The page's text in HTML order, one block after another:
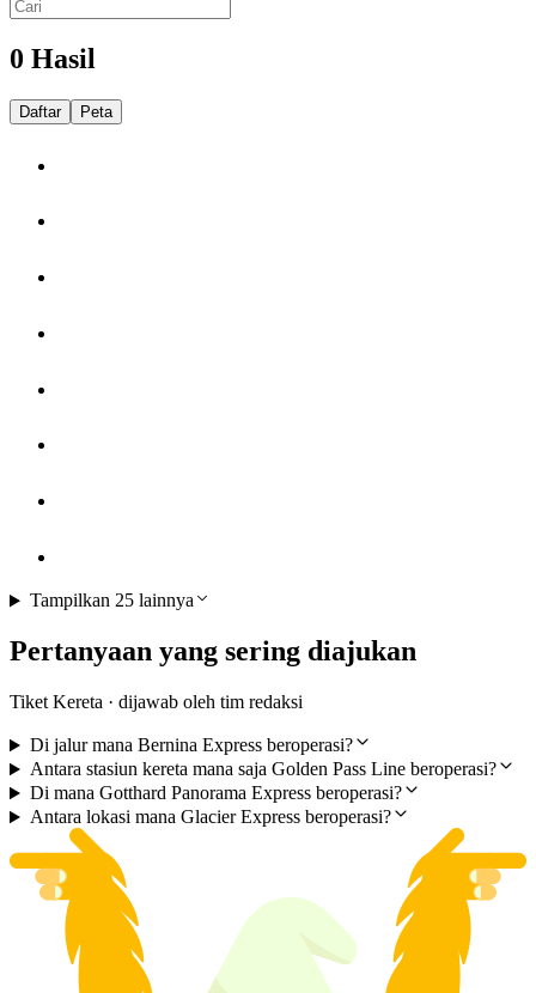
0 Hasil
Daftar Peta
Tampilkan 25 lainnya
Pertanyaan yang sering diajukan
Tiket Kereta · dijawab oleh tim redaksi
Di jalur mana Bernina Express beroperasi?
Antara stasiun kereta mana saja Golden Pass Line beroperasi?
Di mana Gotthard Panorama Express beroperasi?
Antara lokasi mana Glacier Express beroperasi?